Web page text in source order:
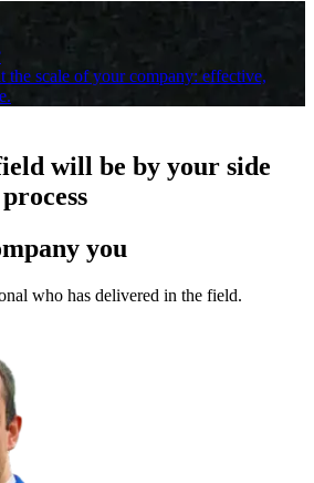
the scale of your company: effective,
will be by your side
you
who has delivered in the field.